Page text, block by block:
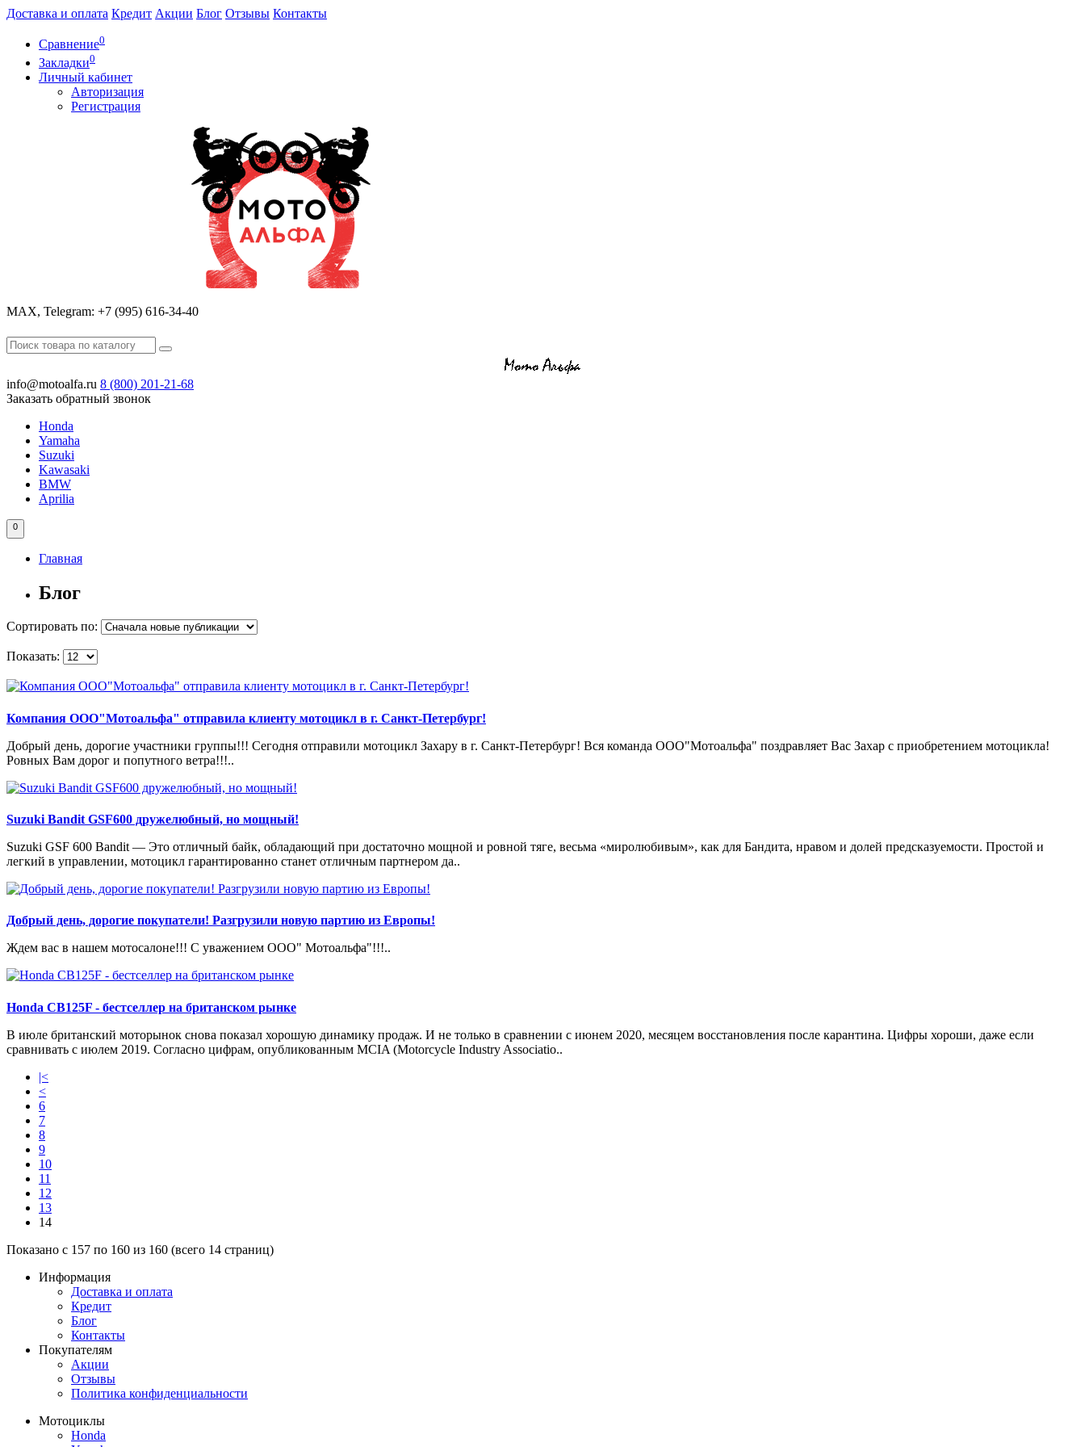
Доставка и оплата Кредит Акции Блог Отзывы Контакты
Сравнение0
Закладки0
Личный кабинет
Авторизация
Регистрация
МАХ, Telegram: +7 (995) 616-34-40
info@motoalfa.ru 8 (800) 201-21-68
Заказать обратный звонок
Honda
Yamaha
Suzuki
Kawasaki
BMW
Aprilia
0
Главная
Блог
Сортировать по:
Показать:
Компания ООО"Мотоальфа" отправила клиенту мотоцикл в г. Санкт-Петербург!
Добрый день, дорогие участники группы!!! Сегодня отправили мотоцикл Захару в г. Санкт-Петербург! Вся команда ООО"Мотоальфа" поздравляет Вас Захар с приобретением мотоцикла!
Ровных Вам дорог и попутного ветра!!!..
Suzuki Bandit GSF600 дружелюбный, но мощный!
Suzuki GSF 600 Bandit — Это отличный байк, обладающий при достаточно мощной и ровной тяге, весьма «миролюбивым», как для Бандита, нравом и долей предсказуемости. Простой и
легкий в управлении, мотоцикл гарантированно станет отличным партнером да..
Добрый день, дорогие покупатели! Разгрузили новую партию из Европы!
Ждем вас в нашем мотосалоне!!! С уважением ООО" Мотоальфа"!!!..
Honda CB125F - бестселлер на британском рынке
В июле британский моторынок снова показал хорошую динамику продаж. И не только в сравнении с июнем 2020, месяцем восстановления после карантина. Цифры хороши, даже если
сравнивать с июлем 2019. Согласно цифрам, опубликованным MCIA (Motorcycle Industry Associatio..
|<
<
6
7
8
9
10
11
12
13
14
Показано с 157 по 160 из 160 (всего 14 страниц)
Информация
Доставка и оплата
Кредит
Блог
Контакты
Покупателям
Акции
Отзывы
Политика конфиденциальности
Мотоциклы
Honda